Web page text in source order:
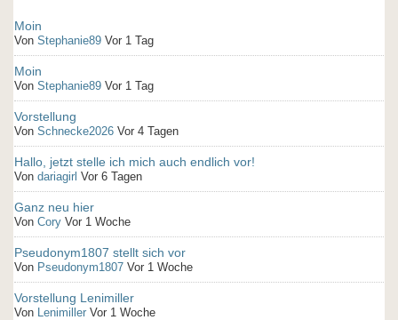
Moin
Von Stephanie89 Vor 1 Tag
Moin
Von Stephanie89 Vor 1 Tag
Vorstellung
Von Schnecke2026 Vor 4 Tagen
Hallo, jetzt stelle ich mich auch endlich vor!
Von dariagirl Vor 6 Tagen
Ganz neu hier
Von Cory Vor 1 Woche
Pseudonym1807 stellt sich vor
Von Pseudonym1807 Vor 1 Woche
Vorstellung Lenimiller
Von Lenimiller Vor 1 Woche